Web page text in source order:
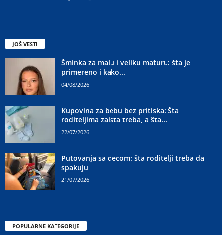
JOŠ VESTI
Šminka za malu i veliku maturu: šta je
primereno i kako...
04/08/2026
Kupovina za bebu bez pritiska: Šta
roditeljima zaista treba, a šta...
22/07/2026
Putovanja sa decom: šta roditelji treba da
spakuju
21/07/2026
POPULARNE KATEGORIJE